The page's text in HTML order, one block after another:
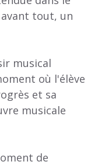
tout, un
musical
où l'élève
et sa
musicale
de